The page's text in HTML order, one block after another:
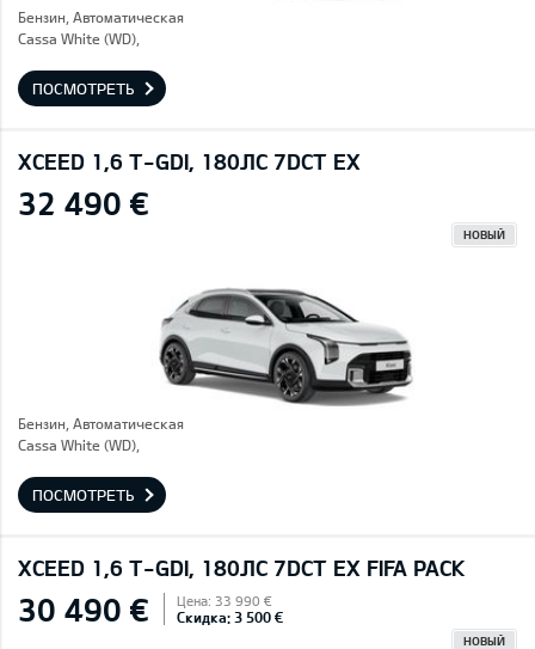
Бензин, Автоматическая
Cassa White (WD),
ПОСМОТРЕТЬ
XCEED 1,6 T-GDI, 180ЛС 7DCT EX
32 490 €
НОВЫЙ
Бензин, Автоматическая
Cassa White (WD),
ПОСМОТРЕТЬ
XCEED 1,6 T-GDI, 180ЛС 7DCT EX FIFA PACK
30 490 € Цена: 33 990 €
Скидка: 3 500 €
НОВЫЙ